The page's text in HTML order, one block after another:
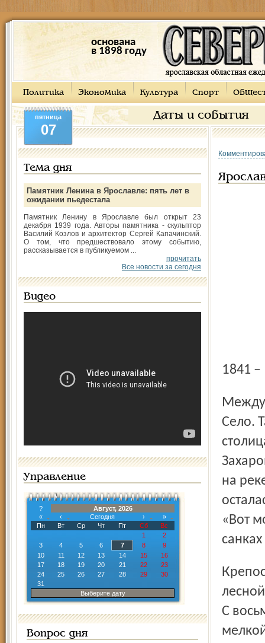
основана
в 1898 году
Политика Экономика Культура Спорт
Даты и события
пятница
07
Тема дня
Памятник Ленина в Ярославле: пять лет в
ожидании пьедестала
Памятник Ленину в Ярославле был открыт 23
декабря 1939 года. Авторы памятника - скульптор
Василий Козлов и архитектор Сергей Капачинский.
О том, что предшествовало этому событию,
рассказывается в публикуемом ...
прочитать
Все новости за сегодня
Видео
Управление
?
Август, 2026
«
‹ Сегодня ›
»
Пн
Вт Ср Чт Пт Сб
Вс
1
2
3
4 5 6 7 8
9
10
11 12 13 14 15
16
17
18 19 20 21 22
23
24
25 26 27 28 29
30
31
Выберите дату
Вопрос дня
1841
Между Ярославлем и Угличем – районный центр Большое
Село.
на
«Вот
Крепостнически-бедняцкая доля так и не дала выходцу из
С